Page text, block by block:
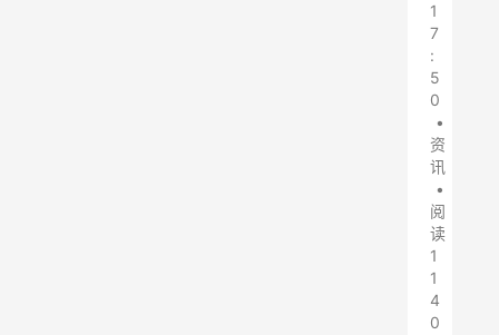
1
7
:
5
0
•
资
讯
•
阅
读
1
1
4
0